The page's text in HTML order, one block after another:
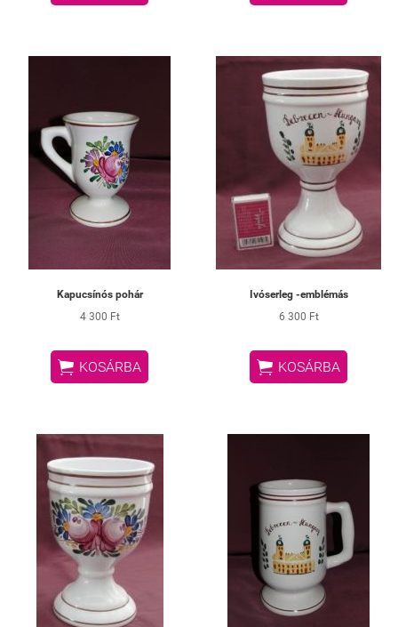
Kapucsínós pohár
4 300 Ft
 KOSÁRBA
Ivóserleg -emblémás
6 300 Ft
 KOSÁRBA